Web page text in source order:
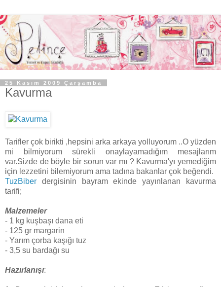
25 Kasım 2009 Çarşamba
Kavurma
Tarifler çok birikti ,hepsini arka arkaya yolluyorum ..O yüzden
mi bilmiyorum sürekli onaylayamadığım mesajlarım
var.Sizde de böyle bir sorun var mı ? Kavurma'yı yemediğim
için lezzetini bilemiyorum ama tadına bakanlar çok beğendi.
TuzBiber dergisinin bayram ekinde yayınlanan kavurma
tarifi;
Malzemeler
- 1 kg kuşbaşı dana eti
- 125 gr margarin
- Yarım çorba kaşığı tuz
- 3,5 su bardağı su
Hazırlanışı: